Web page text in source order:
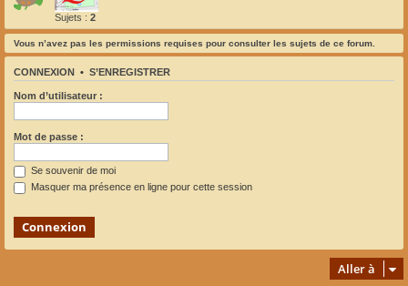
Sujets : 2
Vous n’avez pas les permissions requises pour consulter les sujets de ce forum.
CONNEXION • S’ENREGISTRER
Nom d’utilisateur :
Mot de passe :
Se souvenir de moi
Masquer ma présence en ligne pour cette session
Aller à